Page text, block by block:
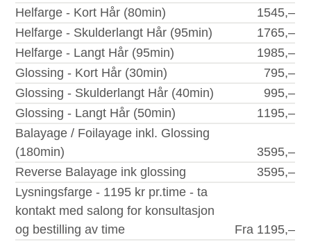
Helfarge - Kort Hår (80min)
1545,–
Helfarge - Skulderlangt Hår (95min)
1765,–
Helfarge - Langt Hår (95min)
1985,–
Glossing - Kort Hår (30min)
795,–
Glossing - Skulderlangt Hår (40min)
995,–
Glossing - Langt Hår (50min)
1195,–
Balayage / Foilayage inkl. Glossing
(180min)
3595,–
Reverse Balayage ink glossing
3595,–
Lysningsfarge - 1195 kr pr.time - ta
kontakt med salong for konsultasjon
og bestilling av time
Fra 1195,–